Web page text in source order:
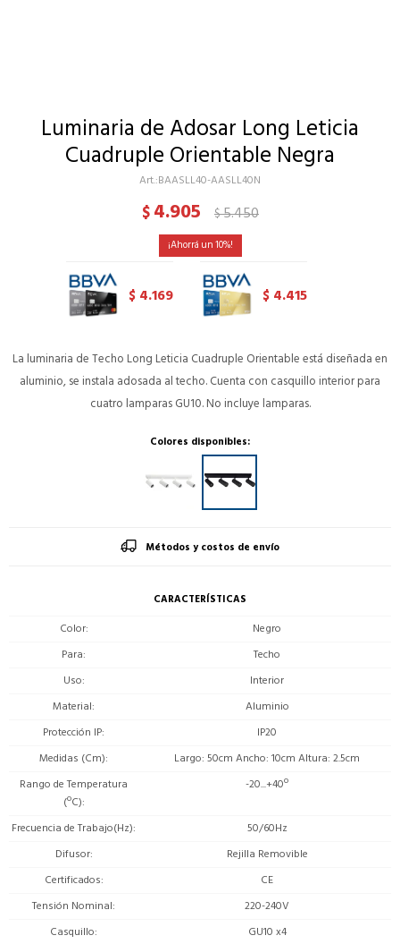
Luminaria de Adosar Long Leticia
Cuadruple Orientable Negra
BAASLL40-AASLL40N
$4.905 $5.450
10
$ 4.169 $ 4.415
La luminaria de Techo Long Leticia Cuadruple Orientable está diseñada en
aluminio, se instala adosada al techo. Cuenta con casquillo interior para
cuatro lamparas GU10. No incluye lamparas.
Colores disponibles:
Métodos y costos de envío
CARACTERÍSTICAS
Color
Negro
Para
Techo
Uso
Interior
Material
Aluminio
Protección IP
IP20
Medidas (Cm)
Largo: 50cm Ancho: 10cm Altura: 2.5cm
Rango de Temperatura
(ºC)
-20...+40º
Frecuencia de Trabajo(Hz)
50/60Hz
Difusor
Rejilla Removible
Certificados
CE
Tensión Nominal
220-240V
Casquillo
GU10 x4